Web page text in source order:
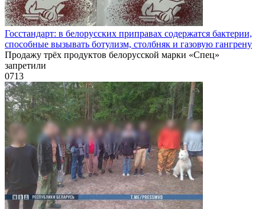
Госстандарт: в белорусских приправах содержатся бактерии,
способные вызывать ботулизм, столбняк и газовую гангрену
Продажу трёх продуктов белорусской марки «Спец»
запретили
0713